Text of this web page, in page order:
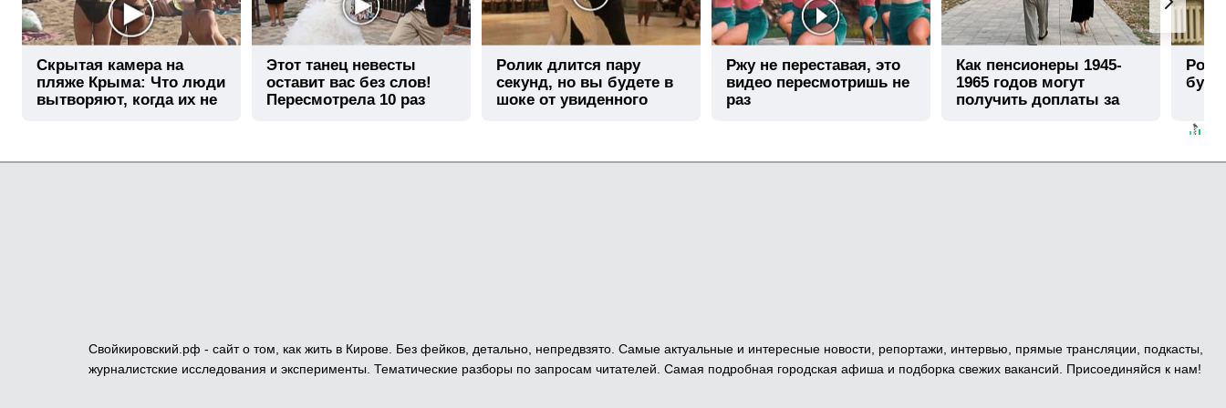
Скрытая камера на
пляже Крыма: Что люди
вытворяют, когда их не
Этот танец невесты
оставит вас без слов!
Пересмотрела 10 раз
Ролик длится пару
секунд, но вы будете в
шоке от увиденного
Ржу не переставая, это
видео пересмотришь не
раз
Как пенсионеры 1945-
1965 годов могут
получить доплаты за
Свойкировский.рф - сайт о том, как жить в Кирове. Без фейков, детально, непредвзято. Самые актуальные и интересные новости, репортажи, интервью, прямые трансляции, подкасты,
журналистские исследования и эксперименты. Тематические разборы по запросам читателей. Самая подробная городская афиша и подборка свежих вакансий. Присоединяйся к нам!